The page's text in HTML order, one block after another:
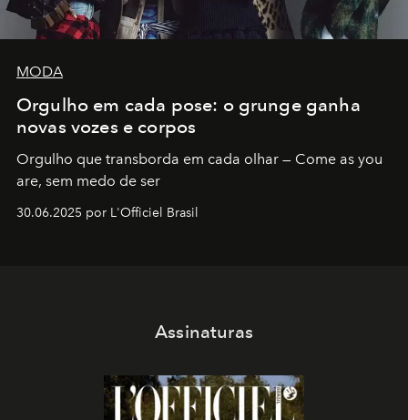
MODA
Orgulho em cada pose: o grunge ganha
novas vozes e corpos
Orgulho que transborda em cada olhar — Come as you
are, sem medo de ser
30.06.2025 por L'Officiel Brasil
Assinaturas